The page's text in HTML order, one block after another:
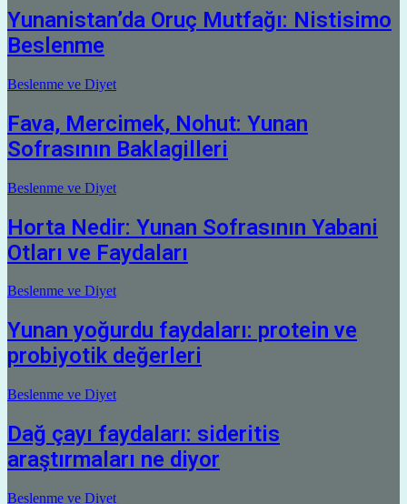
Yunanistan’da Oruç Mutfağı: Nistisimo
Beslenme
Beslenme ve Diyet
Fava, Mercimek, Nohut: Yunan
Sofrasının Baklagilleri
Beslenme ve Diyet
Horta Nedir: Yunan Sofrasının Yabani
Otları ve Faydaları
Beslenme ve Diyet
Yunan yoğurdu faydaları: protein ve
probiyotik değerleri
Beslenme ve Diyet
Dağ çayı faydaları: sideritis
araştırmaları ne diyor
Beslenme ve Diyet